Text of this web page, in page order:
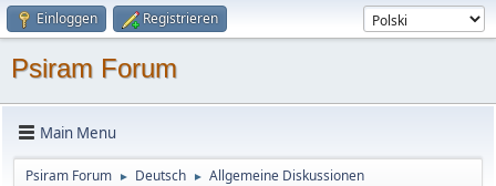
Einloggen Registrieren
Psiram Forum
Main Menu
Psiram Forum ► Deutsch ► Allgemeine Diskussionen